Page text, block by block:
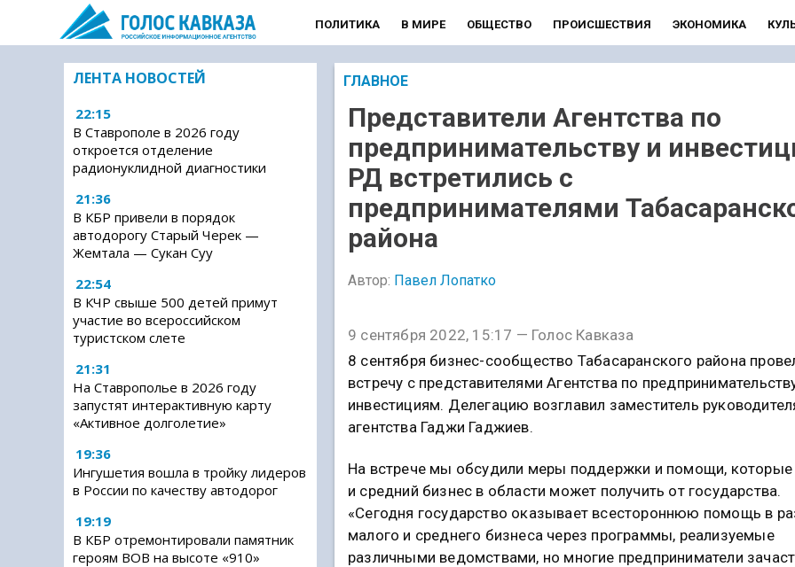
ПОЛИТИКА В МИРЕ ОБЩЕСТВО ПРОИСШЕСТВИЯ ЭКОНОМИКА
ЛЕНТА НОВОСТЕЙ
22:15
В Ставрополе в 2026 году
откроется отделение
радионуклидной диагностики
21:36
В КБР привели в порядок
автодорогу Старый Черек —
Жемтала — Сукан Суу
22:54
В КЧР свыше 500 детей примут
участие во всероссийском
туристском слете
21:31
На Ставрополье в 2026 году
запустят интерактивную карту
«Активное долголетие»
19:36
Ингушетия вошла в тройку лидеров
в России по качеству автодорог
19:19
В КБР отремонтировали памятник
героям ВОВ на высоте «910»
ГЛАВНОЕ
Представители Агентства по
предпринимательству и
РД встретились с
предпринимателями
района
Автор: Павел Лопатко
9 сентября 2022, 15:17 — Голос Кавказа
8 сентября бизнес-сообщество Табасаранского района
встречу с представителями Агентства по
инвестициям. Делегацию возглавил заместитель
агентства Гаджи Гаджиев.
На встрече мы обсудили меры поддержки и помощи,
и средний бизнес в области может получить от государства.
«Сегодня государство оказывает всестороннюю помощь в
малого и среднего бизнеса через программы, реализуемые
различными ведомствами, но многие предприниматели